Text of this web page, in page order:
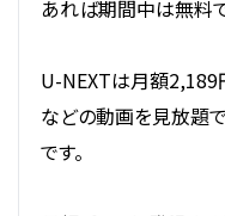
あれば期間中は無料
U-NEXTは月額2,189
などの動画を見放題
です。